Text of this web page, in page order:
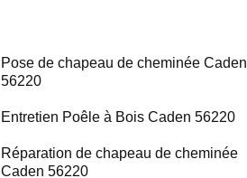
Pose de chapeau de cheminée Caden
56220
Entretien Poêle à Bois Caden 56220
Réparation de chapeau de cheminée
Caden 56220